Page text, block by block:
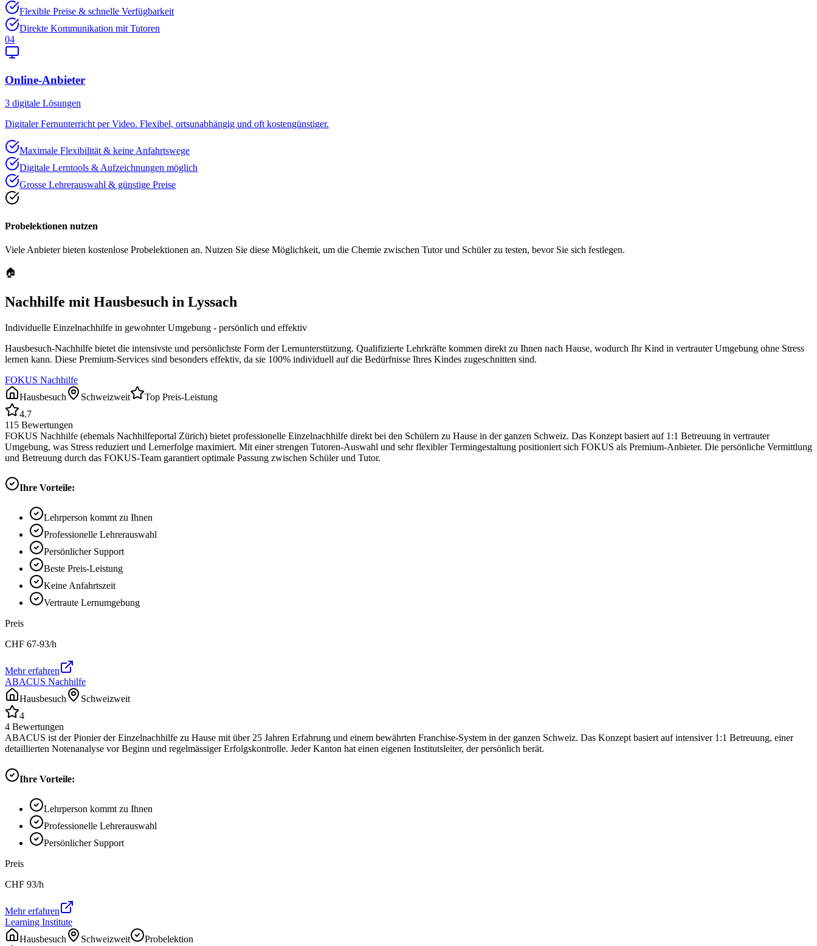
Flexible Preise & schnelle Verfügbarkeit
Direkte Kommunikation mit Tutoren
04
Online-Anbieter
3 digitale Lösungen
Digitaler Fernunterricht per Video. Flexibel, ortsunabhängig und oft kostengünstiger.
Maximale Flexibilität & keine Anfahrtswege
Digitale Lerntools & Aufzeichnungen möglich
Grosse Lehrerauswahl & günstige Preise
Probelektionen nutzen
Viele Anbieter bieten kostenlose Probelektionen an. Nutzen Sie diese Möglichkeit, um die Chemie zwischen Tutor und Schüler zu testen, bevor Sie sich festlegen.
🏠
Nachhilfe mit Hausbesuch in Lyssach
Individuelle Einzelnachhilfe in gewohnter Umgebung - persönlich und effektiv
Hausbesuch-Nachhilfe bietet die intensivste und persönlichste Form der Lernunterstützung. Qualifizierte Lehrkräfte kommen direkt zu Ihnen nach Hause, wodurch Ihr Kind in vertrauter Umgebung ohne Stress
lernen kann. Diese Premium-Services sind besonders effektiv, da sie 100% individuell auf die Bedürfnisse Ihres Kindes zugeschnitten sind.
FOKUS Nachhilfe
Hausbesuch
Schweizweit
Top Preis-Leistung
4.7
115 Bewertungen
FOKUS Nachhilfe (ehemals Nachhilfeportal Zürich) bietet professionelle Einzelnachhilfe direkt bei den Schülern zu Hause in der ganzen Schweiz. Das Konzept basiert auf 1:1 Betreuung in vertrauter
Umgebung, was Stress reduziert und Lernerfolge maximiert. Mit einer strengen Tutoren-Auswahl und sehr flexibler Termingestaltung positioniert sich FOKUS als Premium-Anbieter. Die persönliche Vermittlung
und Betreuung durch das FOKUS-Team garantiert optimale Passung zwischen Schüler und Tutor.
Ihre Vorteile:
Lehrperson kommt zu Ihnen
Professionelle Lehrerauswahl
Persönlicher Support
Beste Preis-Leistung
Keine Anfahrtszeit
Vertraute Lernumgebung
Preis
CHF 67-93/h
Mehr erfahren
ABACUS Nachhilfe
Hausbesuch
Schweizweit
4
4 Bewertungen
ABACUS ist der Pionier der Einzelnachhilfe zu Hause mit über 25 Jahren Erfahrung und einem bewährten Franchise-System in der ganzen Schweiz. Das Konzept basiert auf intensiver 1:1 Betreuung, einer
detaillierten Notenanalyse vor Beginn und regelmässiger Erfolgskontrolle. Jeder Kanton hat einen eigenen Institutsleiter, der persönlich berät.
Ihre Vorteile:
Lehrperson kommt zu Ihnen
Professionelle Lehrerauswahl
Persönlicher Support
Preis
CHF 93/h
Mehr erfahren
Learning Institute
Hausbesuch
Schweizweit Probelektion